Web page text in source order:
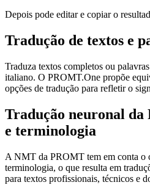
Depois pode editar e copiar o
Tradução de textos e
Traduza textos completos ou
italiano. O PROMT.One propõe
opções de tradução para refletir o
Tradução neuronal
e terminologia
A NMT da PROMT tem em conta o
terminologia, o que resulta em
para textos profissionais, técnicos e